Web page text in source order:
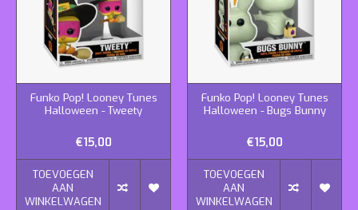
Funko Pop! Looney Tunes
Halloween - Tweety
€15,00
TOEVOEGEN
AAN
WINKELWAGEN
Funko Pop! Looney Tunes
Halloween - Bugs Bunny
€15,00
TOEVOEGEN
AAN
WINKELWAGEN